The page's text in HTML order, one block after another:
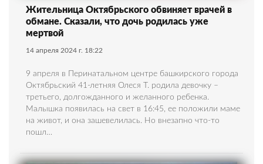
Жительница Октябрьского обвиняет врачей в
обмане. Сказали, что дочь родилась уже
мертвой
14 апреля 2024 г. 18:22
9 апреля в Перинатальном центре башкирского города
Октябрьский 41-летняя Олеся Т. родила девочку –
третьего, долгожданного и желанного ребенка.
Малышка появилась на свет в 16:45, ее положили маме
на живот, и она зашевелилась. Но внезапно что-то
пошл…